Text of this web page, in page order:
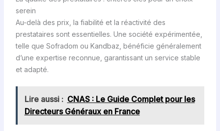
serein
Au-delà des prix, la fiabilité et la réactivité des
prestataires sont essentielles. Une société expérimentée,
telle que Sofradom ou Kandbaz, bénéficie généralement
d’une expertise reconnue, garantissant un service stable
et adapté.
Lire aussi : CNAS : Le Guide Complet pour les
Directeurs Généraux en France